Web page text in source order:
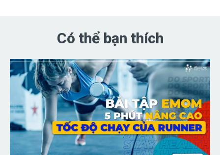
Có thể bạn thích